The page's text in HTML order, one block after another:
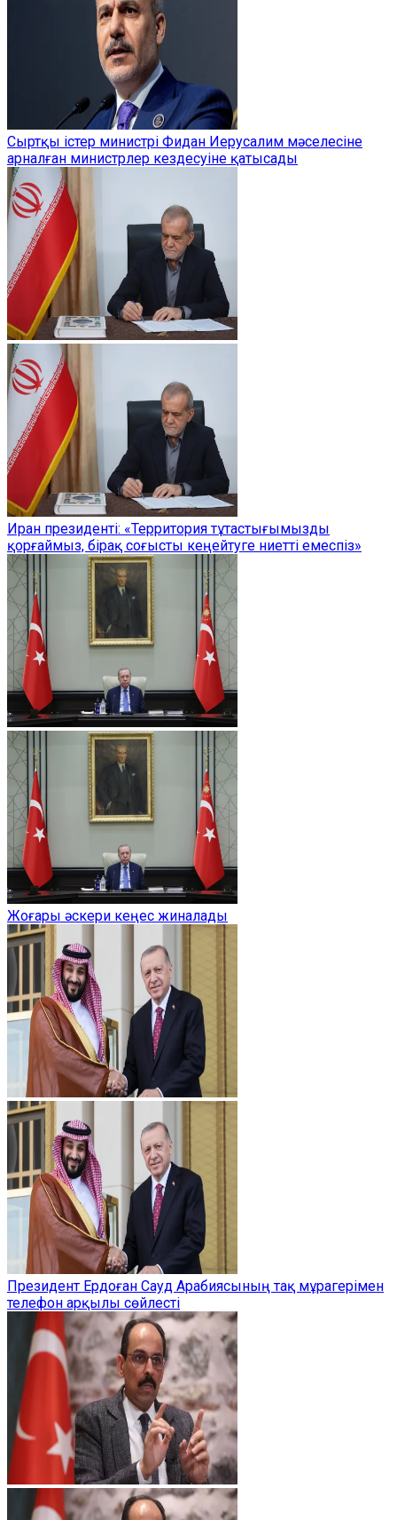
Сыртқы істер министрі Фидан Иерусалим мәселесіне
арналған министрлер кездесуіне қатысады
Иран президенті: «Территория тұтастығымызды
қорғаймыз, бірақ соғысты кеңейтуге ниетті емеспіз»
Жоғары әскери кеңес жиналады
Президент Ердоған Сауд Арабиясының тақ мұрагерімен
телефон арқылы сөйлесті